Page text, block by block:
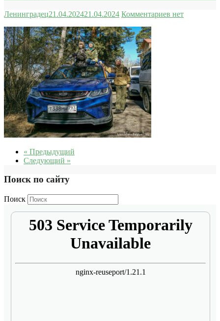
Ленинградец21.04.202421.04.2024 Комментариев нет
« Предыдущий
Следующий »
Поиск по сайту
Поиск